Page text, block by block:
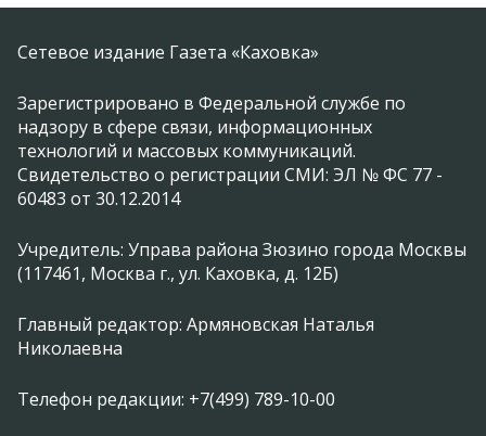
Сетевое издание Газета «Каховка»
Зарегистрировано в Федеральной службе по
надзору в сфере связи, информационных
технологий и массовых коммуникаций.
Свидетельство о регистрации СМИ: ЭЛ № ФС 77 -
60483 от 30.12.2014
Учредитель: Управа района Зюзино города Москвы
(117461, Москва г., ул. Каховка, д. 12Б)
Главный редактор: Армяновская Наталья
Николаевна
Телефон редакции: +7(499) 789-10-00